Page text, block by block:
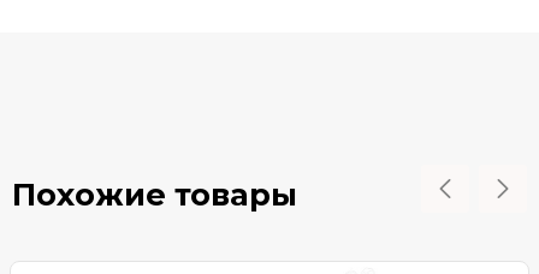
Похожие товары